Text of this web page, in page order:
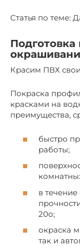
Статья по теме:
Подготовка
Красим ПВХ
Покраска
красками на
преимущества,
быстро
работы;
в
20о;
окраска
так и